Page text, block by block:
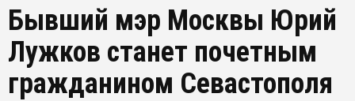
Бывший мэр Москвы Юрий
Лужков станет почетным
гражданином Севастополя